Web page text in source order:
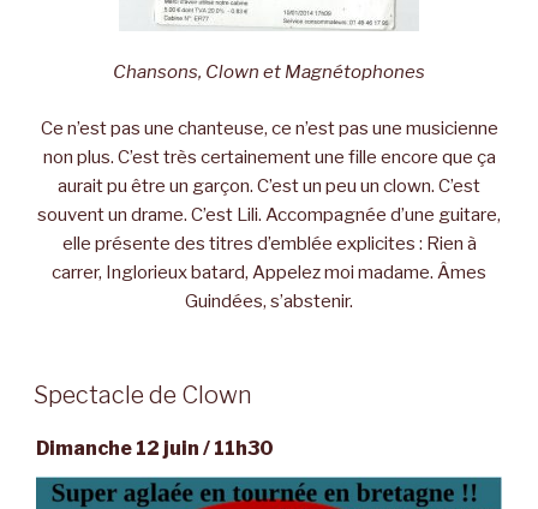
Chansons, Clown et Magnétophones
Ce n’est pas une chanteuse, ce n’est pas une musicienne
non plus. C’est très certainement une fille encore que ça
aurait pu être un garçon. C’est un peu un clown. C’est
souvent un drame. C’est Lili. Accompagnée d’une guitare,
elle présente des titres d’emblée explicites : Rien à
carrer, Inglorieux batard, Appelez moi madame. Âmes
Guindées, s’abstenir.
Spectacle de Clown
Dimanche 12 juin / 11h30